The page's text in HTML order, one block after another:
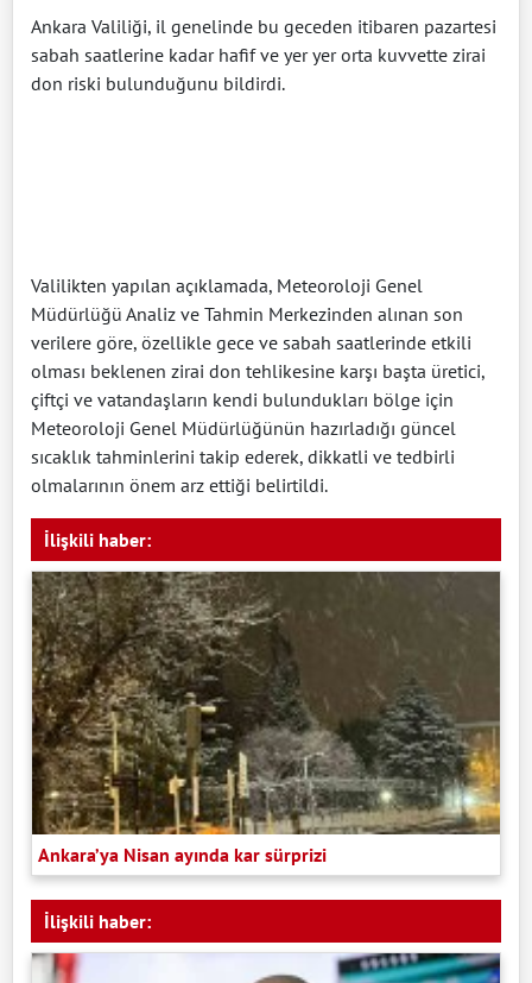
Ankara Valiliği, il genelinde bu geceden itibaren pazartesi
sabah saatlerine kadar hafif ve yer yer orta kuvvette zirai
don riski bulunduğunu bildirdi.
Valilikten yapılan açıklamada, Meteoroloji Genel
Müdürlüğü Analiz ve Tahmin Merkezinden alınan son
verilere göre, özellikle gece ve sabah saatlerinde etkili
olması beklenen zirai don tehlikesine karşı başta üretici,
çiftçi ve vatandaşların kendi bulundukları bölge için
Meteoroloji Genel Müdürlüğünün hazırladığı güncel
sıcaklık tahminlerini takip ederek, dikkatli ve tedbirli
olmalarının önem arz ettiği belirtildi.
İlişkili haber:
Ankara’ya Nisan ayında kar sürprizi
İlişkili haber: